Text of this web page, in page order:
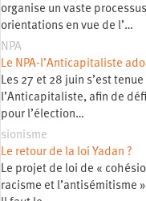
organise un vaste
orientations en vue de l’…
NPA
Le NPA-l’Anticapitaliste
Les 27 et 28 juin s’est
l’Anticapitaliste, afin de
pour l’élection…
sionisme
Le retour de la loi Yadan ?
Le projet de loi de «
racisme et l’antisémitisme